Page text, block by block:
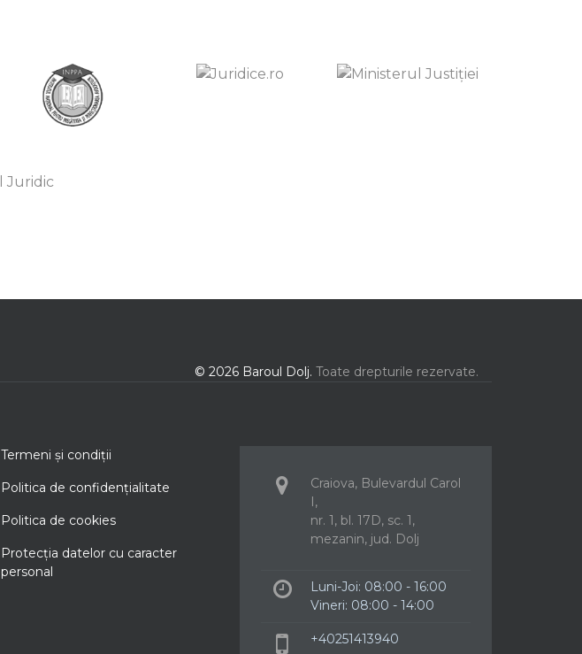
© 2026 Baroul Dolj. Toate drepturile rezervate.
Termeni şi condiţii
Politica de confidenţialitate
Politica de cookies
Protecţia datelor cu caracter
personal
Craiova, Bulevardul Carol
I,
nr. 1, bl. 17D, sc. 1,
mezanin, jud. Dolj
Luni-Joi: 08:00 - 16:00
Vineri: 08:00 - 14:00
+40251413940